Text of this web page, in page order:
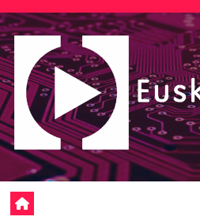
Saltar
al
contenido